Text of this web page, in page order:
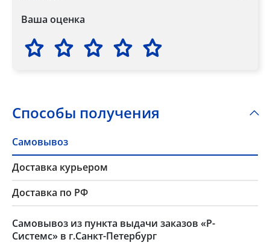
Ваша оценка
Способы получения
Самовывоз
Доставка курьером
Доставка по РФ
Самовывоз из пункта выдачи заказов «Р-
Системс» в г.Санкт-Петербург